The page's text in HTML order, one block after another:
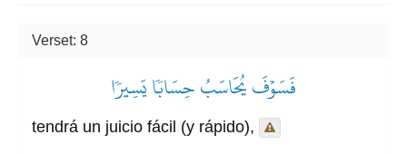
Verset: 8
فَسَوۡفَ يُحَاسَبُ حِسَابٗا يَسِيرٗا
tendrá un juicio fácil (y rápido),